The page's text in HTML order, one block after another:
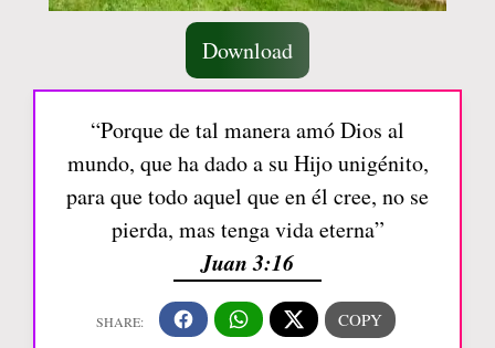
Download
“Porque de tal manera amó Dios al
mundo, que ha dado a su Hijo unigénito,
para que todo aquel que en él cree, no se
pierda, mas tenga vida eterna”
Juan 3:16